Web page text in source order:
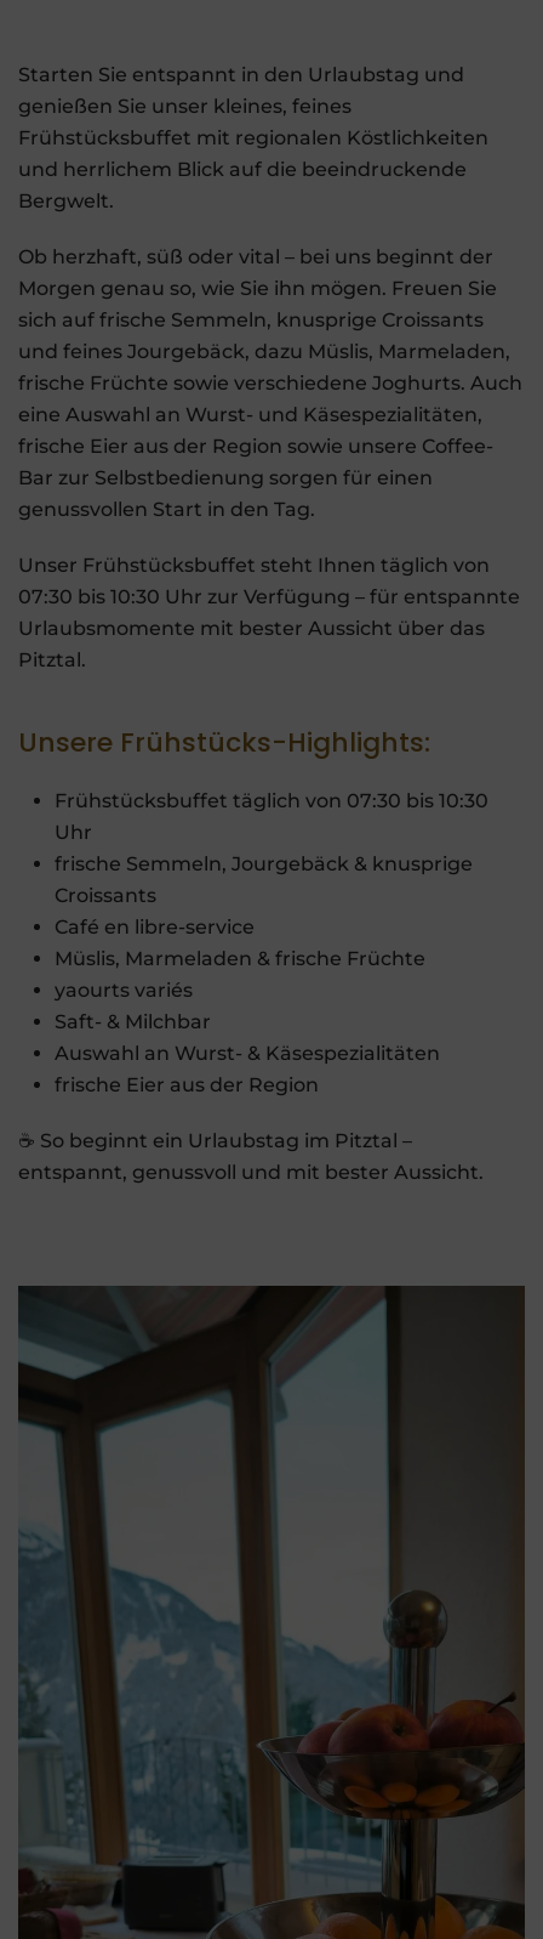
Starten Sie entspannt in den Urlaubstag und
genießen Sie unser kleines, feines
Frühstücksbuffet mit regionalen Köstlichkeiten
und herrlichem Blick auf die beeindruckende
Bergwelt.
Ob herzhaft, süß oder vital – bei uns beginnt der
Morgen genau so, wie Sie ihn mögen. Freuen Sie
sich auf frische Semmeln, knusprige Croissants
und feines Jourgebäck, dazu Müslis, Marmeladen,
frische Früchte sowie verschiedene Joghurts. Auch
eine Auswahl an Wurst- und Käsespezialitäten,
frische Eier aus der Region sowie unsere Coffee-
Bar zur Selbstbedienung sorgen für einen
genussvollen Start in den Tag.
Unser Frühstücksbuffet steht Ihnen täglich von
07:30 bis 10:30 Uhr zur Verfügung – für entspannte
Urlaubsmomente mit bester Aussicht über das
Pitztal.
Unsere Frühstücks-Highlights:
Frühstücksbuffet täglich von 07:30 bis 10:30
Uhr
frische Semmeln, Jourgebäck & knusprige
Croissants
Café en libre-service
Müslis, Marmeladen & frische Früchte
yaourts variés
Saft- & Milchbar
Auswahl an Wurst- & Käsespezialitäten
frische Eier aus der Region
☕ So beginnt ein Urlaubstag im Pitztal –
entspannt, genussvoll und mit bester Aussicht.